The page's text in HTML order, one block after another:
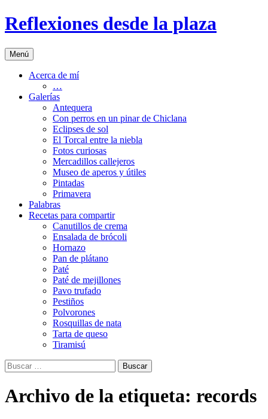
Saltar
al
Reflexiones desde la plaza
Menú
Acerca de mí
…
Galerías
Antequera
Con perros en un pinar de Chiclana
Eclipses de sol
El Torcal entre la niebla
Fotos curiosas
Mercadillos callejeros
Museo de aperos y útiles
Pintadas
Primavera
Palabras
Recetas para compartir
Canutillos de crema
Ensalada de brócoli
Hornazo
Pan de plátano
Paté
Paté de mejillones
Pavo trufado
Pestiños
Polvorones
Rosquillas de nata
Tarta de queso
Tiramisú
Buscar:
Archivo de la etiqueta: records